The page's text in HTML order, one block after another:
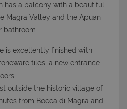
has a balcony with a beautiful
Magra Valley and the Apuan
bathroom.
is excellently finished with
tiles, a new entrance
outside the historic village of
from Bocca di Magra and